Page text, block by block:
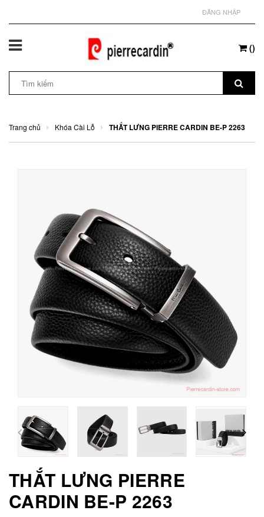
ĐĂNG NHẬP
()
Trang chủ Khóa Cài Lỗ THẮT LƯNG PIERRE CARDIN BE-P 2263
THẮT LƯNG PIERRE
CARDIN BE-P 2263